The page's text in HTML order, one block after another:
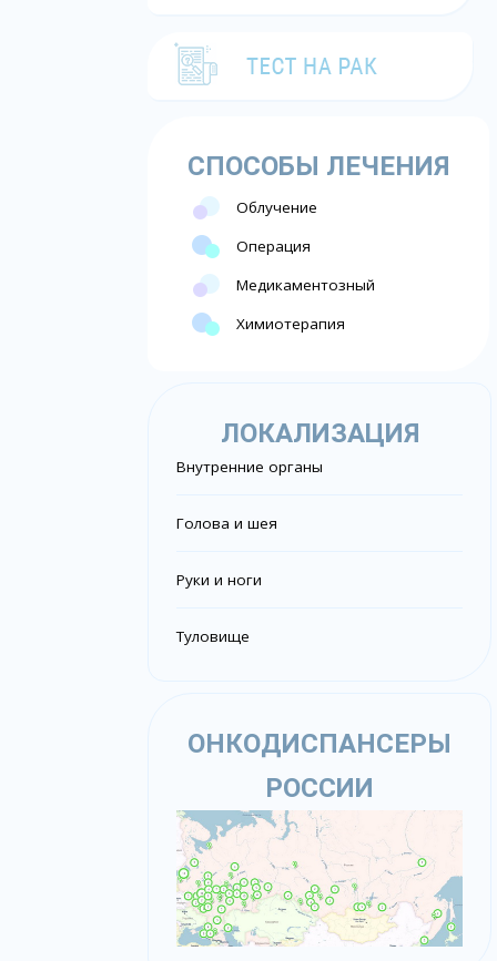
СПОСОБЫ ЛЕЧЕНИЯ
Облучение
Операция
Медикаментозный
Химиотерапия
ЛОКАЛИЗАЦИЯ
Внутренние органы
Голова и шея
Руки и ноги
Туловище
ОНКОДИСПАНСЕРЫ
РОССИИ